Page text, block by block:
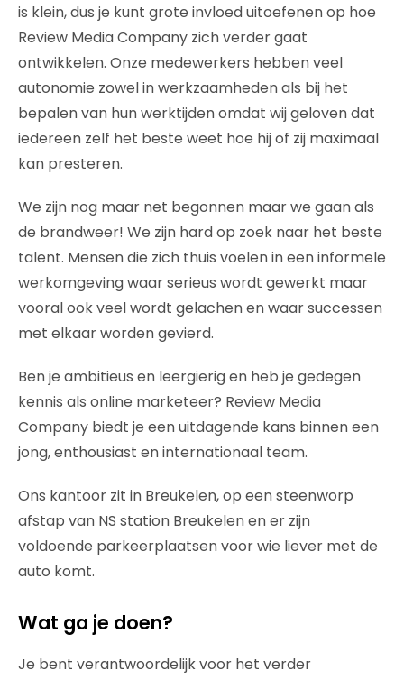
is klein, dus je kunt grote invloed uitoefenen op hoe
Review Media Company zich verder gaat
ontwikkelen. Onze medewerkers hebben veel
autonomie zowel in werkzaamheden als bij het
bepalen van hun werktijden omdat wij geloven dat
iedereen zelf het beste weet hoe hij of zij maximaal
kan presteren.
We zijn nog maar net begonnen maar we gaan als
de brandweer! We zijn hard op zoek naar het beste
talent. Mensen die zich thuis voelen in een informele
werkomgeving waar serieus wordt gewerkt maar
vooral ook veel wordt gelachen en waar successen
met elkaar worden gevierd.
Ben je ambitieus en leergierig en heb je gedegen
kennis als online marketeer? Review Media
Company biedt je een uitdagende kans binnen een
jong, enthousiast en internationaal team.
Ons kantoor zit in Breukelen, op een steenworp
afstap van NS station Breukelen en er zijn
voldoende parkeerplaatsen voor wie liever met de
auto komt.
Wat ga je doen?
Je bent verantwoordelijk voor het verder